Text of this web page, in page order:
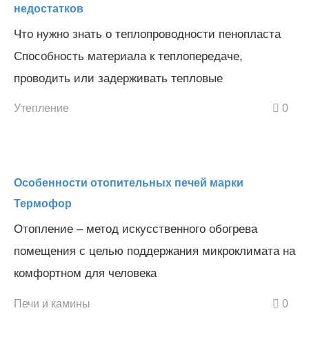
недостатков
Что нужно знать о теплопроводности пенопласта
Способность материала к теплопередаче,
проводить или задерживать тепловые
Утепление 0
Особенности отопительных печей марки
Термофор
Отопление – метод искусственного обогрева
помещения с целью поддержания микроклимата на
комфортном для человека
Печи и камины 0